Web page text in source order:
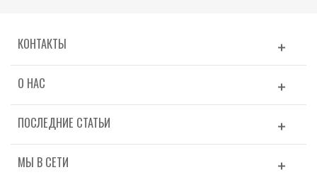
КОНТАКТЫ
О НАС
ПОСЛЕДНИЕ СТАТЬИ
МЫ В СЕТИ